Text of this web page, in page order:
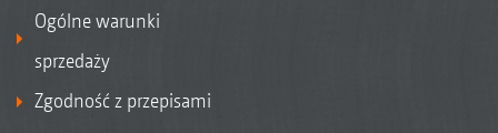
Ogólne warunki
sprzedaży
Zgodność z przepisami